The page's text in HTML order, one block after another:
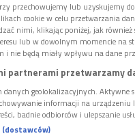
przechowujemy lub uzyskujemy
cookie w celu przetwarzania
nimi, klikając poniżej, jak
lub w dowolnym momencie na
i nie będą miały wpływu na dane
partnerami przetwarzamy
danych geolokalizacyjnych.
informacji na urządzeniu
badnie odbiorców i ulepszanie